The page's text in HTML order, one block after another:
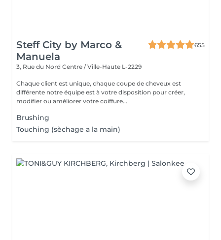
Steff City by Marco &
Manuela
655
3, Rue du Nord Centre / Ville-Haute L-2229
Chaque client est unique, chaque coupe de cheveux est
différente notre équipe est à votre disposition pour créer,
modifier ou améliorer votre coiffure...
Brushing
Touching (sèchage a la main)